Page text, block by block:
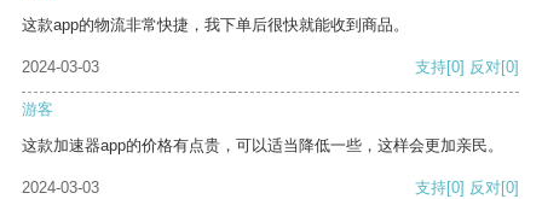
这款app的物流非常快捷，我下单后很快就能收到商品。
2024-03-03 支持[0] 反对[0]
游客
这款加速器app的价格有点贵，可以适当降低一些，这样会更加亲民。
2024-03-03 支持[0] 反对[0]